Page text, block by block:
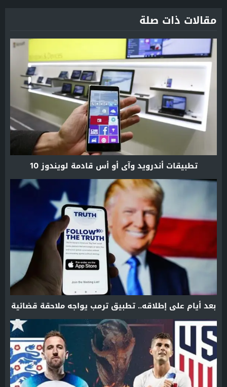
مقالات ذات صلة
تطبيقات أندرويد وآي أو أس قادمة لويندوز 10
بعد أيام على إطلاقه.. تطبيق ترمب يواجه ملاحقة قضائية